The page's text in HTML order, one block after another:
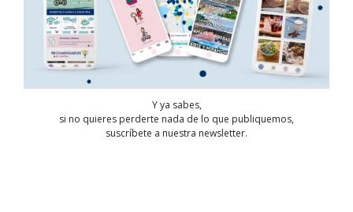
Y ya sabes,
si no quieres perderte nada de lo que publiquemos,
suscríbete a nuestra newsletter.